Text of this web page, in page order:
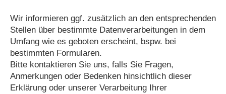
Wir informieren ggf. zusätzlich an den entsprechenden
Stellen über bestimmte Datenverarbeitungen in dem
Umfang wie es geboten erscheint, bspw. bei
bestimmten Formularen.
Bitte kontaktieren Sie uns, falls Sie Fragen,
Anmerkungen oder Bedenken hinsichtlich dieser
Erklärung oder unserer Verarbeitung Ihrer